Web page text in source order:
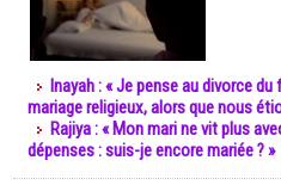
Inayah : « Je pense au divorce
mariage religieux, alors que nous
Rajiya : « Mon mari ne vit plus
dépenses : suis-je encore mariée ? »